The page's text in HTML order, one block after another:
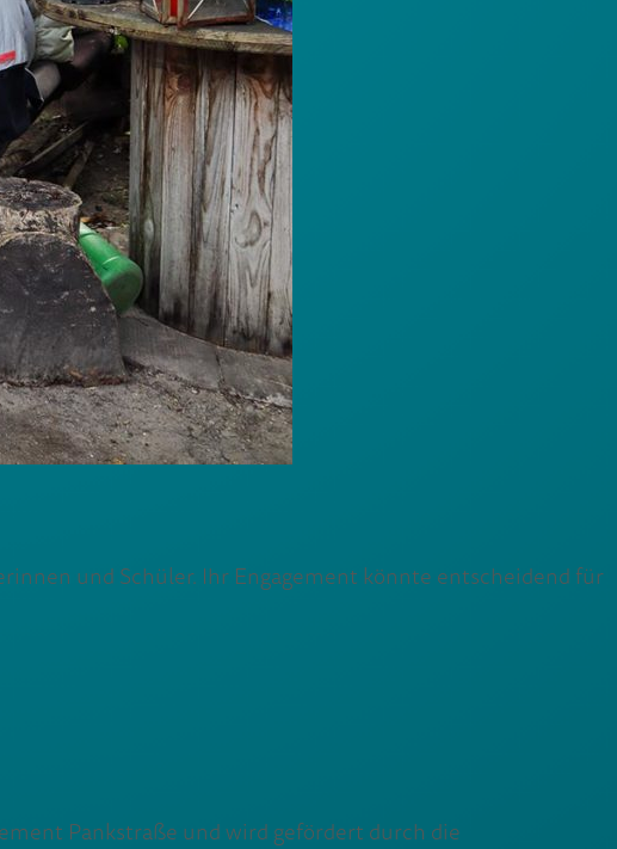
und Schüler. Ihr Engagement könnte entscheidend für
Pankstraße und wird gefördert durch die